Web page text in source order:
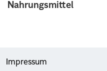
Nahrungsmittel
Impressum